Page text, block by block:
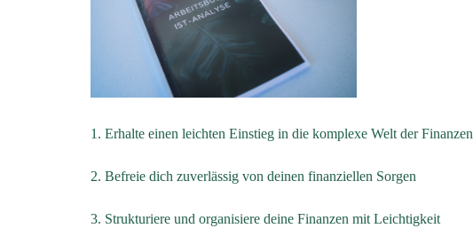
1. Erhalte einen leichten Einstieg in die komplexe Welt der Finanzen
2. Befreie dich zuverlässig von deinen finanziellen Sorgen
3. Strukturiere und organisiere deine Finanzen mit Leichtigkeit